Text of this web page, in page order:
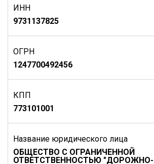
ИНН
9731137825
ОГРН
1247700492456
КПП
773101001
Название юридического лица
ОБЩЕСТВО С ОГРАНИЧЕННОЙ
ОТВЕТСТВЕННОСТЬЮ "ДОРОЖНО-